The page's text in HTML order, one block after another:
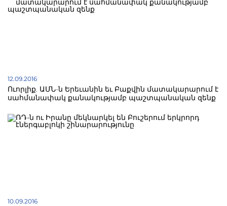
12.09.2016
Ուորլիք. ԱՄՆ-ն Երեւանին եւ Բաքվին մատակարարում է
սահմանափակ քանակությամբ պաշտպանական զենք
10.09.2016